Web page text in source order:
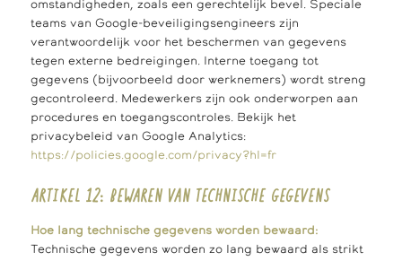
omstandigheden, zoals een gerechtelijk bevel. Speciale
teams van Google-beveiligingsengineers zijn
verantwoordelijk voor het beschermen van gegevens
tegen externe bedreigingen. Interne toegang tot
gegevens (bijvoorbeeld door werknemers) wordt streng
gecontroleerd. Medewerkers zijn ook onderworpen aan
procedures en toegangscontroles. Bekijk het
privacybeleid van Google Analytics:
https://policies.google.com/privacy?hl=fr
ARTIKEL 12: BEWAREN VAN TECHNISCHE GEGEVENS
Hoe lang technische gegevens worden bewaard:
Technische gegevens worden zo lang bewaard als strikt